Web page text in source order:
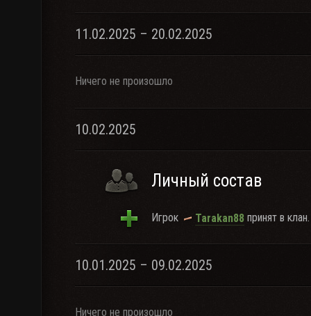
11.02.2025 – 20.02.2025
Ничего не произошло
10.02.2025
Личный состав
Игрок Tarakan88 принят в клан.
10.01.2025 – 09.02.2025
Ничего не произошло